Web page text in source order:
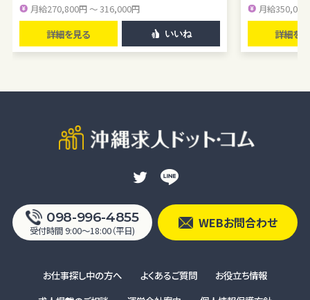
意なく個人情報を提供することがあります。
人の生命、身体又は財産の保護のために必要がある場合であって、本
人の同意を得るのが困難であるとき
合
定める事務を遂行することに対して協力する必要がある場合で、ユー
ザー本人の同意を得ることによりその事務の遂行に支障を及ぼすお
裁判所、検察庁、警察またはこれらに準じた権限を有する機関から、個
ユーザー本人から明示的に第三者への開示または提供を求められた
場合F. 法令により開示または提供が許容されている場合
統計処理されたデータの利用
当社は、提供を受けた個人情報をもとに、個人を特定できないよう加
月給270,800円 ～ 316,000円
詳細を見る いいね
月給
詳細を
098-996-4855
受付時間 9:00〜18:00（平日)
WEBお問合わせ
お仕事探し中の方へ よくあるご質問
お役立ち情報